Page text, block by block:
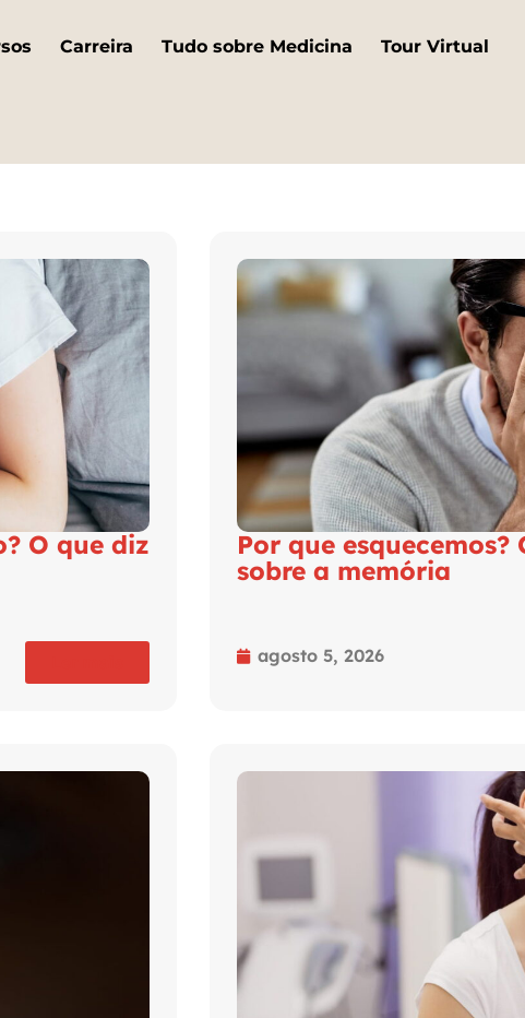
Carreira Tudo sobre Medicina Tour Virtual
O que diz
Por que
sobre a memória
agosto 5, 2026